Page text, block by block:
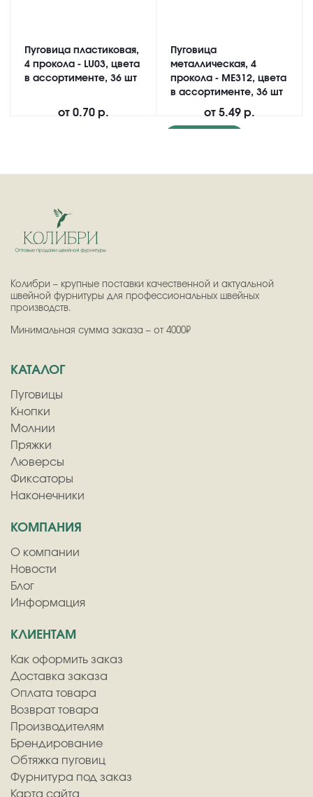
Пуговица пластиковая,
4 прокола - LU03, цвета
в ассортименте, 36 шт
от 0.70 р.
Пуговица
металлическая, 4
прокола - ME312, цвета
в ассортименте, 36 шт
от 5.49 р.
Колибри – крупные поставки качественной и актуальной
швейной фурнитуры для профессиональных швейных
производств.
Минимальная сумма заказа – от 4000₽
КАТАЛОГ
Пуговицы
Кнопки
Молнии
Пряжки
Люверсы
Фиксаторы
Наконечники
КОМПАНИЯ
О компании
Новости
Блог
Информация
КЛИЕНТАМ
Как оформить заказ
Доставка заказа
Оплата товара
Возврат товара
Производителям
Брендирование
Обтяжка пуговиц
Фурнитура под заказ
Карта сайта